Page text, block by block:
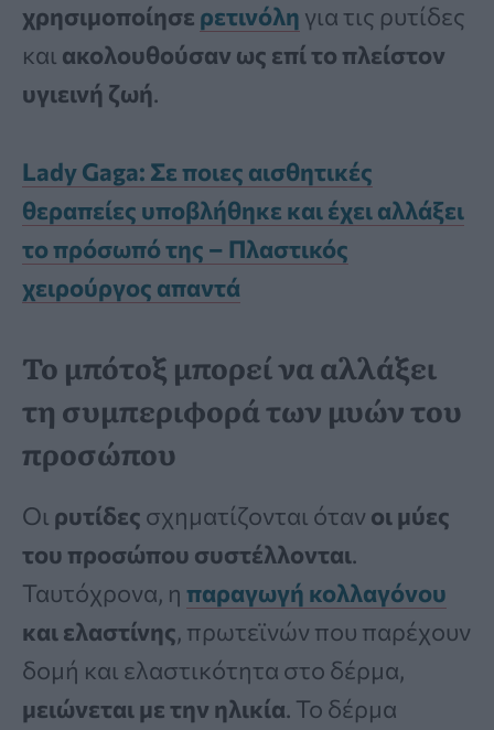
χρησιμοποίησε ρετινόλη για τις ρυτίδες
και ακολουθούσαν ως επί το πλείστον
υγιεινή ζωή.
Lady Gaga: Σε ποιες αισθητικές
θεραπείες υποβλήθηκε και έχει αλλάξει
το πρόσωπό της – Πλαστικός
χειρούργος απαντά
Το μπότοξ μπορεί να αλλάξει
τη συμπεριφορά των μυών του
προσώπου
Οι ρυτίδες σχηματίζονται όταν οι μύες
του προσώπου συστέλλονται.
Ταυτόχρονα, η παραγωγή κολλαγόνου
και ελαστίνης, πρωτεϊνών που παρέχουν
δομή και ελαστικότητα στο δέρμα,
μειώνεται με την ηλικία. Το δέρμα